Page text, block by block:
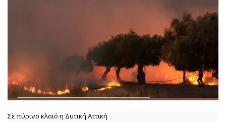
Σε πύρινο κλοιό η Δυτική Αττική